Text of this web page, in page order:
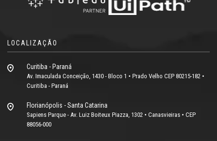
LOCALIZAÇÃO
Curitiba - Paraná
Av. Imaculada Conceição, 1430 - Bloco 1 • Prado Velho CEP 80215-182 •
Curitiba - Paraná
Florianópolis - Santa Catarina
Sapiens Parque - Av. Luiz Boiteux Piazza, 1302 • Canasvieiras • CEP
88056-000